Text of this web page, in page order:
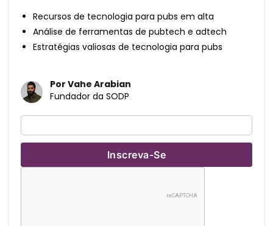
Recursos de tecnologia para pubs em alta
Análise de ferramentas de pubtech e adtech
Estratégias valiosas de tecnologia para pubs
Por Vahe Arabian
Fundador da SODP